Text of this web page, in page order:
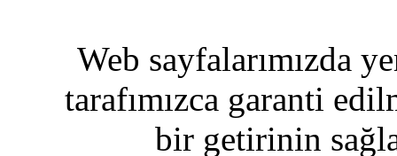
Web sayfalarımızda
tarafımızca garanti
bir getirinin